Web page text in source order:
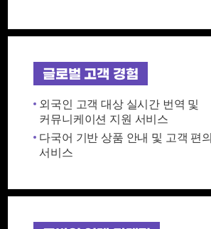
글로벌 고객 경험
외국인 고객 대상 실시간 번역 및
커뮤니케이션 지원 서비스
다국어 기반 상품 안내 및 고객 편의
서비스